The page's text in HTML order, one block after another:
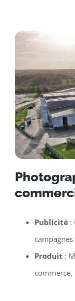
Publicité:
Produit :
commerce,